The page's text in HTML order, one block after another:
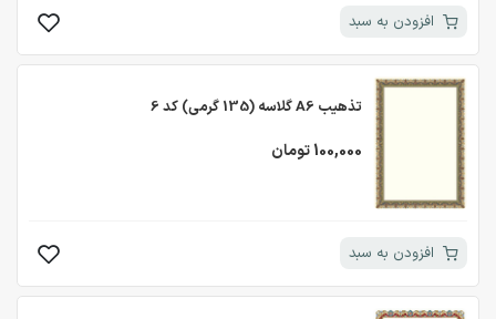
افزودن به سبد
تذهیب A6 گلاسه (135 گرمی) کد 6
100,000 تومان
افزودن به سبد